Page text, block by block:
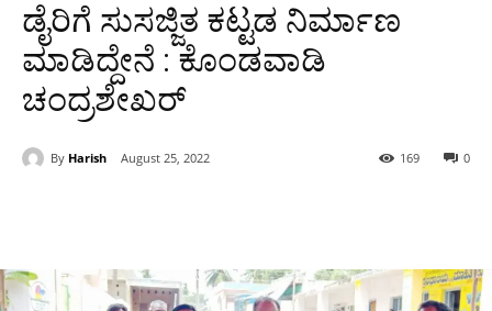
ಡೈರಿಗೆ ಸುಸಜ್ಜಿತ ಕಟ್ಟಡ ನಿರ್ಮಾಣ
ಮಾಡಿದ್ದೇನೆ : ಕೊಂಡವಾಡಿ
ಚಂದ್ರಶೇಖರ್
By Harish August 25, 2022 0
169